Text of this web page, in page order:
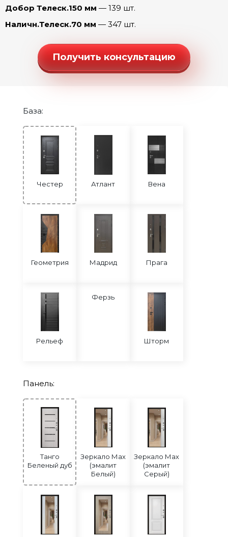
Честер Танго (Капучино)
Честер Танго (Ривьера айс)
Честер (эмалит Серый)
Честер Шелли (эмалит Белый)
Честер Шелли (эмалит Серый)
Честер Юник Микс (эмалит Белый)
Добор Телеск.150 мм — 139 шт.
Наличн.Телеск.70 мм — 347 шт.
Получить консультацию
База:
Честер Атлант Вена
Геометрия Мадрид Прага
Рельеф
Ферзь
Шторм
Панель:
Танго
Беленый дуб
Зеркало Мах
(эмалит
Белый)
Зеркало Мах
(эмалит
Серый)